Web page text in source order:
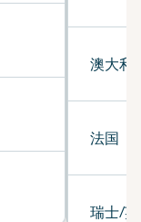
澳大利
法国
瑞士/